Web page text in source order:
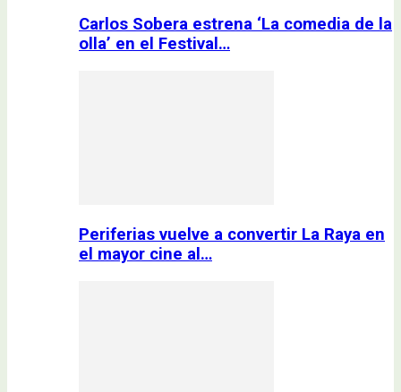
Carlos Sobera estrena ‘La comedia de la
olla’ en el Festival…
Periferias vuelve a convertir La Raya en
el mayor cine al…